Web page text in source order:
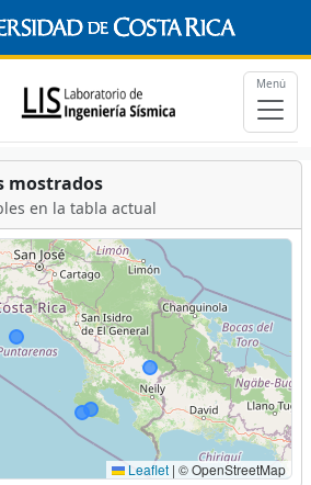
Menú
mostrados
en la tabla actual
Leaflet | © OpenStreetMap